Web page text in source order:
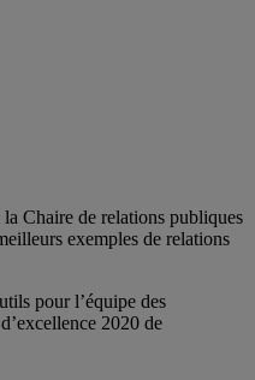
Chaire de relations publiques
exemples de relations
pour l’équipe des
2020 de